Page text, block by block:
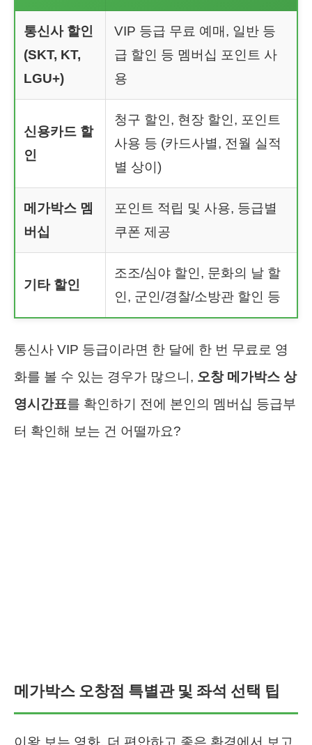
통신사 할인
(SKT, KT,
LGU+)
VIP 등급 무료 예매, 일반 등
급 할인 등 멤버십 포인트 사
용
신용카드 할
인
청구 할인, 현장 할인, 포인트
사용 등 (카드사별, 전월 실적
별 상이)
메가박스 멤
버십
포인트 적립 및 사용, 등급별
쿠폰 제공
기타 할인
조조/심야 할인, 문화의 날 할
인, 군인/경찰/소방관 할인 등
통신사 VIP 등급이라면 한 달에 한 번 무료로 영
화를 볼 수 있는 경우가 많으니, 오창 메가박스 상
영시간표를 확인하기 전에 본인의 멤버십 등급부
터 확인해 보는 건 어떨까요?
메가박스 오창점 특별관 및 좌석 선택 팁
이왕 보는 영화, 더 편안하고 좋은 환경에서 보고